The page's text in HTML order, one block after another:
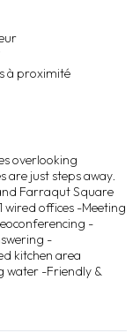
à proximité
overlooking
are just steps away.
Farraqut Square
wired offices -Meeting
-
-
kitchen area
water -Friendly &